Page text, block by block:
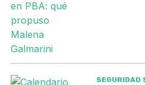
SEGURIDAD